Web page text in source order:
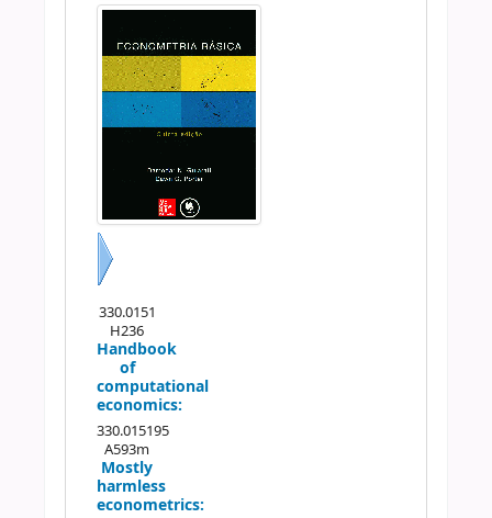
330.0151
H236
Handbook
of
computational
economics:
330.015195
A593m
Mostly
harmless
econometrics: